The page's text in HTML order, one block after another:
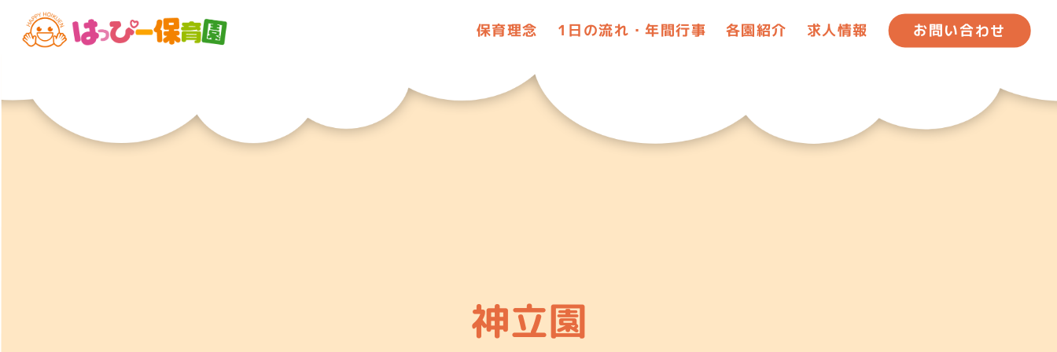
保育理念 1日の流れ・年間行事 各園紹介 求人情報 お問い合わせ
神立園